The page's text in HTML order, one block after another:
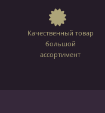
Качественный товар
большой
ассортимент